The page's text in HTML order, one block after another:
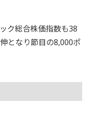
ク総合株価指数も38
となり節目の8,000ポ